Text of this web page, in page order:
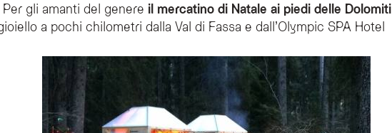
gli amanti del genere il mercatino di Natale ai piedi delle Dolomiti
a pochi chilometri dalla Val di Fassa e dall’Olympic SPA Hotel